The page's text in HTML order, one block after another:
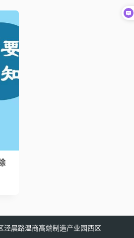
泾晨路温商高端制造产业园西区